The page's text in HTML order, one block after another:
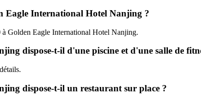
Eagle International Hotel Nanjing ?
à Golden Eagle International Hotel Nanjing.
dispose-t-il d'une piscine et d'une salle de
dispose-t-il un restaurant sur place ?